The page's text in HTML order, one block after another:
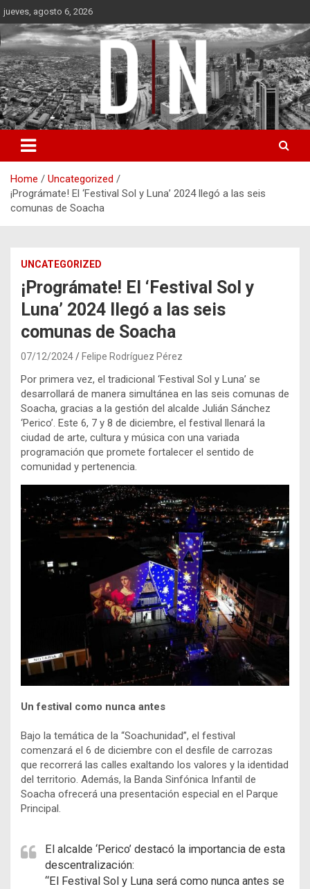
Skip
to
content
jueves, agosto 6, 2026
Diámetro Noticias
Home
Uncategorized
¡Prográmate! El ‘Festival Sol y Luna’ 2024 llegó a las seis
comunas de Soacha
UNCATEGORIZED
¡Prográmate! El ‘Festival Sol y
Luna’ 2024 llegó a las seis
comunas de Soacha
07/12/2024 Felipe Rodríguez Pérez
Por primera vez, el tradicional ‘Festival Sol y Luna’ se
desarrollará de manera simultánea en las seis comunas de
Soacha, gracias a la gestión del alcalde Julián Sánchez
‘Perico’. Este 6, 7 y 8 de diciembre, el festival llenará la
ciudad de arte, cultura y música con una variada
programación que promete fortalecer el sentido de
comunidad y pertenencia.
Un festival como nunca antes
Bajo la temática de la “Soachunidad”, el festival
comenzará el 6 de diciembre con el desfile de carrozas
que recorrerá las calles exaltando los valores y la identidad
del territorio. Además, la Banda Sinfónica Infantil de
Soacha ofrecerá una presentación especial en el Parque
Principal.
El alcalde ‘Perico’ destacó la importancia de esta
descentralización:
“El Festival Sol y Luna será como nunca antes se